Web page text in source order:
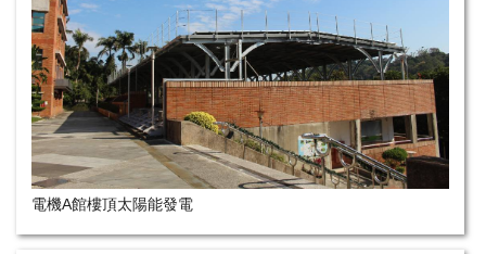
電機A館樓頂太陽能發電